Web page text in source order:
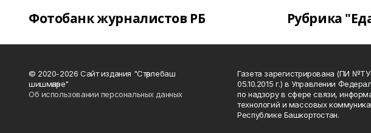
Фотобанк журналистов РБ Рубрика
© 2020-2026 Сайт издания "Стәрлебаш
шишмәләре"
Об использовании персональных данных
Газета зарегистрирована (ПИ №ТУ
05.10.2015 г.) в Управлении
по надзору в сфере связи,
технологий и массовых
Республике Башкортостан.